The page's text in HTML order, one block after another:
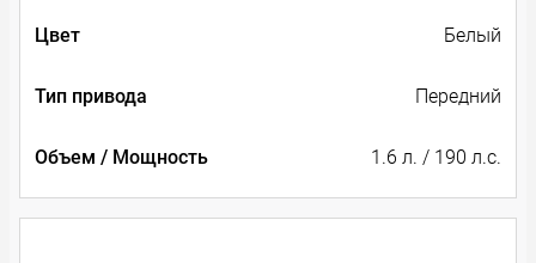
Цвет Белый
Тип привода Передний
Объем / Мощность 1.6 л. / 190 л.с.